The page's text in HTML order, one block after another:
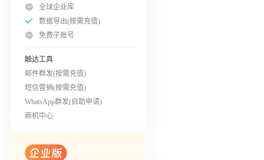
全球企业库
数据导出(按需充值)
免费子账号
触达工具
邮件群发(按需充值)
短信营销(按需充值)
WhatsApp群发(自助申请)
商机中心